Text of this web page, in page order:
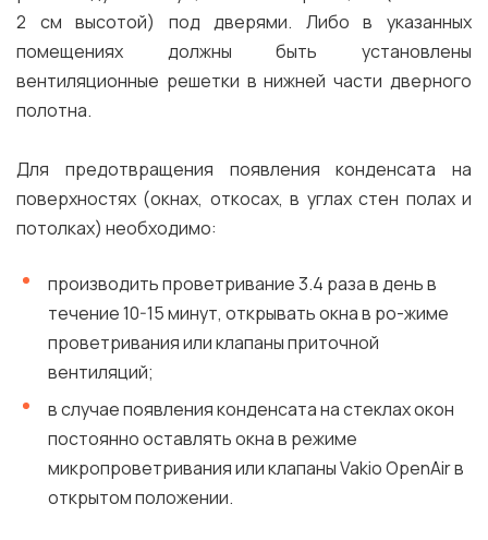
2 см высотой) под дверями. Либо в указанных
помещениях должны быть установлены
вентиляционные решетки в нижней части дверного
полотна.
Для предотвращения появления конденсата на
поверхностях (окнах, откосах, в углах стен полах и
потолках) необходимо:
производить проветривание 3.4 раза в день в
течение 10-15 минут, открывать окна в ро-жиме
проветривания или клапаны приточной
вентиляций;
в случае появления конденсата на стеклах окон
постоянно оставлять окна в режиме
микропроветривания или клапаны Vakio OpenAir в
открытом положении.